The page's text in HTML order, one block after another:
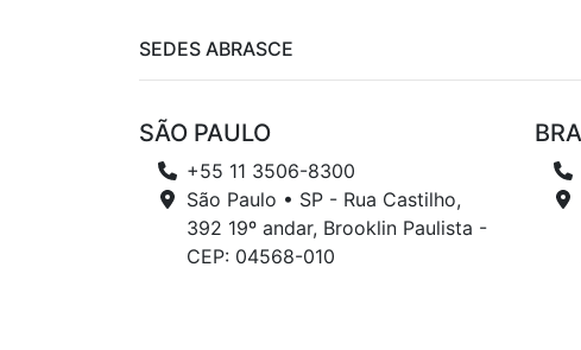
SEDES ABRASCE
SÃO PAULO
+55 11 3506-8300
São Paulo • SP - Rua Castilho,
392 19º andar, Brooklin Paulista -
CEP: 04568-010